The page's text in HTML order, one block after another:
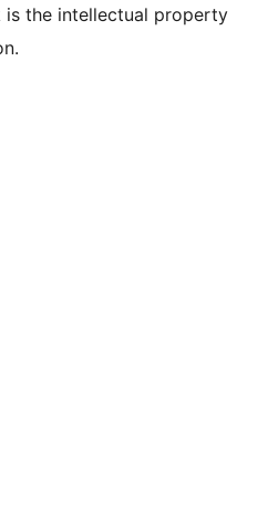
is the intellectual property